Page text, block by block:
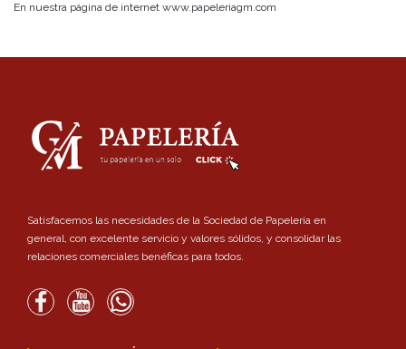
En nuestra página de internet www.papeleriagm.com
Satisfacemos las necesidades de la Sociedad de Papeleria en
general, con excelente servicio y valores sólidos, y consolidar las
relaciones comerciales benéficas para todos.